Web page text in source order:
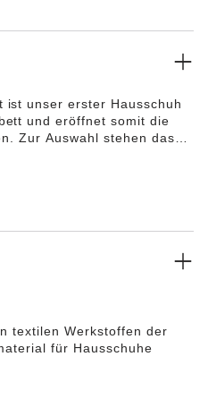
ist unser erster Hausschuh
und eröffnet somit die
Zur Auswahl stehen das
werden. Ideal für das
Shearling Fußbett. Es hat
einem weichen Wollfilz.
textilen Werkstoffen der
für Hausschuhe